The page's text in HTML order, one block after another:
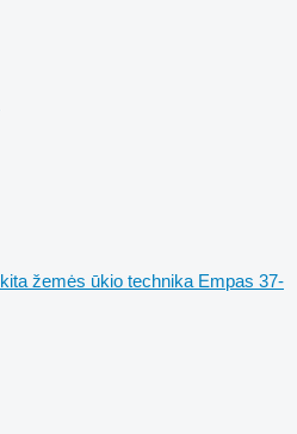
kita žemės ūkio technika Empas 37-